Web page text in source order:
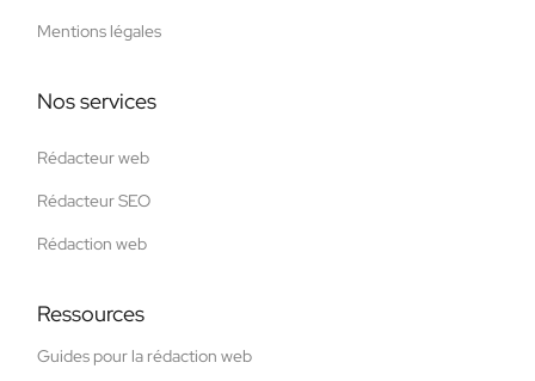
Mentions légales
Nos services
Rédacteur web
Rédacteur SEO
Rédaction web
Ressources
Guides pour la rédaction web